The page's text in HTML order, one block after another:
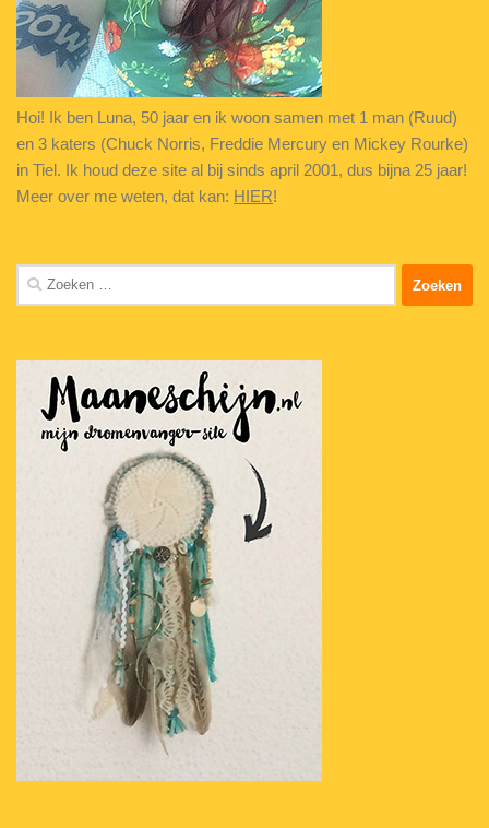
Hoi! Ik ben Luna, 50 jaar en ik woon samen met 1 man (Ruud)
en 3 katers (Chuck Norris, Freddie Mercury en Mickey Rourke)
in Tiel. Ik houd deze site al bij sinds april 2001, dus bijna 25 jaar!
Meer over me weten, dat kan: HIER!
Zoeken
naar: